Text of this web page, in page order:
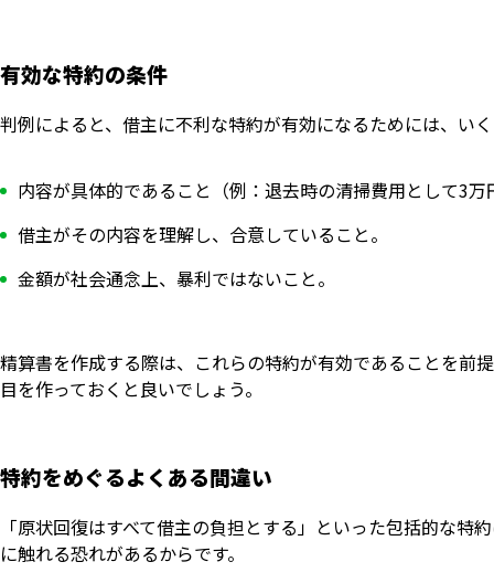
有効な特約の条件
判例によると、借主に不利な特約が有効になるためには、い
内容が具体的であること（例：退去時の清掃費用として3万
借主がその内容を理解し、合意していること。
金額が社会通念上、暴利ではないこと。
精算書を作成する際は、これらの特約が有効であることを
目を作っておくと良いでしょう。
特約をめぐるよくある間違い
「原状回復はすべて借主の負担とする」といった包括的な
に触れる恐れがあるからです。